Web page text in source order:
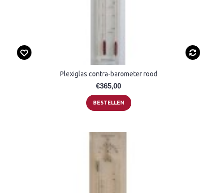
Plexiglas contra-barometer rood
€365,00
BESTELLEN